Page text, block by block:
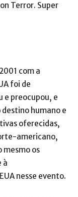
Terror. Super
com a
foi de
e preocupou, e
humano e
oferecidas,
americano,
mesmo os
à
nesse evento.